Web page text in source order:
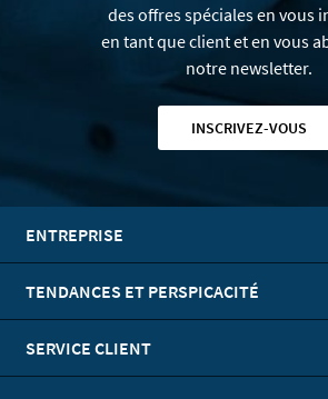
des offres spéciales en vous
en tant que client et en vous
notre newsletter.
INSCRIVEZ-VOUS
ENTREPRISE
TENDANCES ET PERSPICACITÉ
SERVICE CLIENT